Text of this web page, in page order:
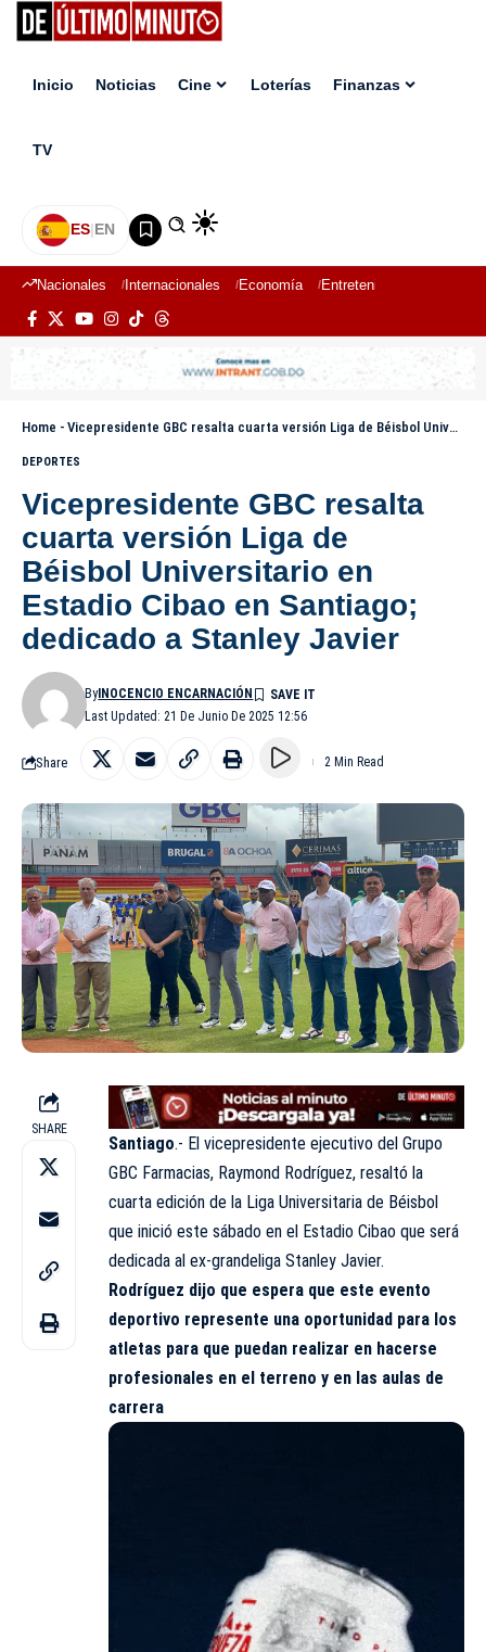
Inicio Noticias Cine Loterías Finanzas
TV
ES|EN
Nacionales Internacionales Economía Entretenimiento
Home - Vicepresidente GBC resalta cuarta versión Liga de Béisbol Universitario en Estadio Cibao en Santiago; dedicado a Stanley Javier
DEPORTES
Vicepresidente GBC resalta
cuarta versión Liga de
Béisbol Universitario en
Estadio Cibao en Santiago;
dedicado a Stanley Javier
Last Updated: 21 De Junio De 2025 12:56
ByINOCENCIO ENCARNACIÓN
Share 2 Min Read
SHARE
Santiago.- El vicepresidente ejecutivo del Grupo
GBC Farmacias, Raymond Rodríguez, resaltó la
cuarta edición de la Liga Universitaria de Béisbol
que inició este sábado en el Estadio Cibao que será
dedicada al ex-grandeliga Stanley Javier.
Rodríguez dijo que espera que este evento
deportivo represente una oportunidad para los
atletas para que puedan realizar en hacerse
profesionales en el terreno y en las aulas de
carrera